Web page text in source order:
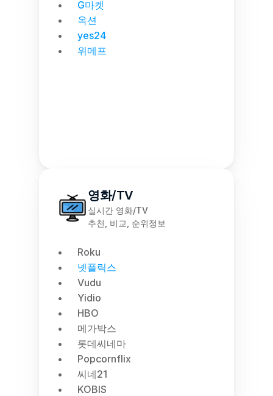
G마켓
옥션
yes24
위메프
영화/TV
실시간 영화/TV
추천, 비교, 순위정보
Roku
넷플릭스
Vudu
Yidio
HBO
메가박스
롯데씨네마
Popcornflix
씨네21
KOBIS